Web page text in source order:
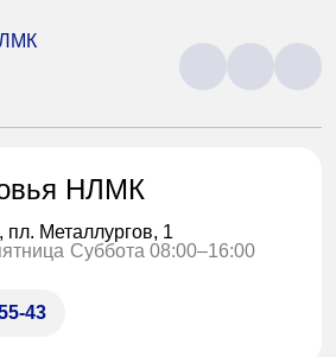
НЛМК
пл. Металлургов, 1
Суббота 08:00–16:00
43